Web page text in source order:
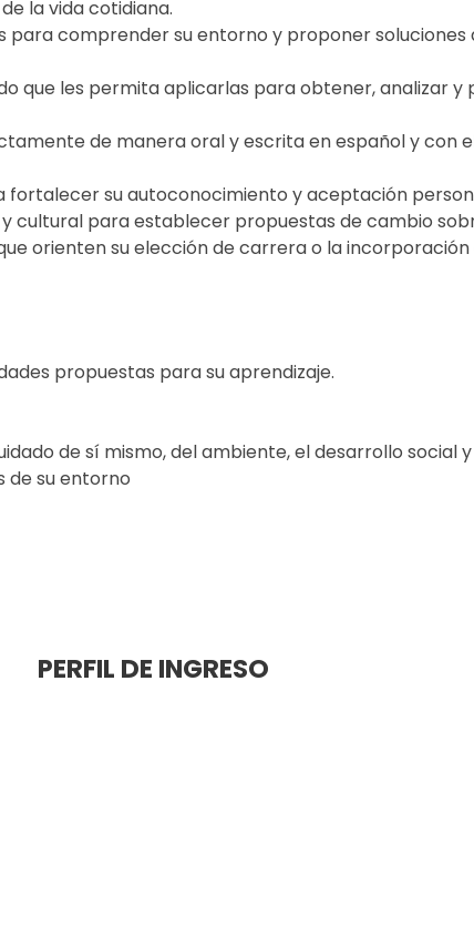
la vida cotidiana.
comprender su entorno y proponer soluciones
que les permita aplicarlas para obtener, analizar
de manera oral y escrita en español y con
fortalecer su autoconocimiento y aceptación
cultural para establecer propuestas de cambio
orienten su elección de carrera o la
propuestas para su aprendizaje.
de sí mismo, del ambiente, el desarrollo social
de su entorno
PERFIL DE INGRESO